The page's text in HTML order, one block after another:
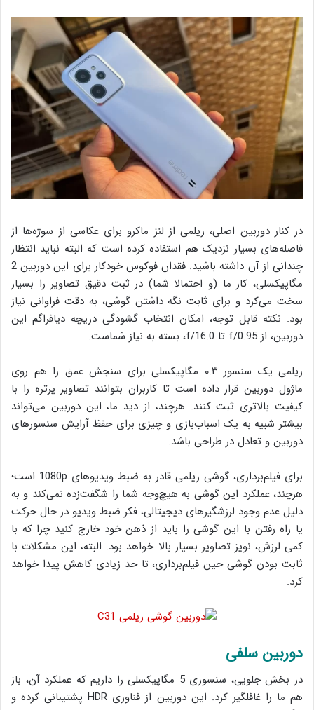
در کنار دوربین اصلی، ریلمی از لنز ماکرو برای عکاسی از سوژه‌ها از
فاصله‌های بسیار نزدیک هم استفاده کرده است که البته نباید انتظار
چندانی از آن داشته باشید. فقدان فوکوس خودکار برای این دوربین 2
مگاپیکسلی، کار ما (و احتمالا شما) در ثبت دقیق تصاویر را بسیار
سخت می‌کرد و برای ثابت نگه داشتن گوشی، به دقت فراوانی نیاز
بود. نکته قابل توجه، امکان انتخاب گشودگی دریچه دیافراگم این
دوربین، از f/0.95 تا f/16.0، بسته به نیاز شماست.
ریلمی یک سنسور ۰.۳ مگاپیکسلی برای سنجش عمق را هم روی
ماژول دوربین قرار داده است تا کاربران بتوانند تصاویر پرتره را با
کیفیت بالاتری ثبت کنند. هرچند، از دید ما، این دوربین می‌تواند
بیشتر شبیه به یک اسباب‌بازی و چیزی برای حفظ آرایش سنسورهای
دوربین و تعادل در طراحی باشد.
برای فیلم‌برداری، گوشی ریلمی قادر به ضبط ویدیوهای 1080p است؛
هرچند، عملکرد این گوشی به هیچ‌وجه شما را شگفت‌زده نمی‌کند و به
دلیل عدم وجود لرزشگیرهای دیجیتالی، فکر ضبط ویدیو در حال حرکت
یا راه رفتن با این گوشی را باید از ذهن خود خارج کنید چرا که با
کمی لرزش، نویز تصاویر بسیار بالا خواهد بود. البته، این مشکلات با
ثابت بودن گوشی حین فیلم‌برداری، تا حد زیادی کاهش پیدا خواهد
کرد.
دوربین سلفی
در بخش جلویی، سنسوری 5 مگاپیکسلی را داریم که عملکرد آن، باز
هم ما را غافلگیر کرد. این دوربین از فناوری HDR پشتیبانی کرده و